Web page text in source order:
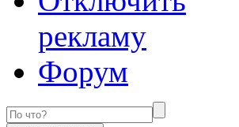
рекламу
Форум